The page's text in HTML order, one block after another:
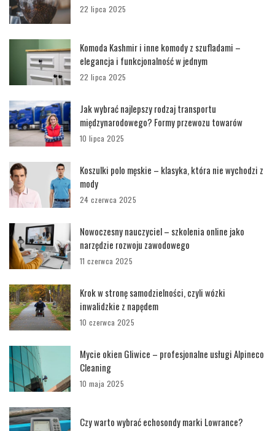
22 lipca 2025
Komoda Kashmir i inne komody z szufladami –
elegancja i funkcjonalność w jednym
22 lipca 2025
Jak wybrać najlepszy rodzaj transportu
międzynarodowego? Formy przewozu towarów
10 lipca 2025
Koszulki polo męskie – klasyka, która nie wychodzi z
mody
24 czerwca 2025
Nowoczesny nauczyciel – szkolenia online jako
narzędzie rozwoju zawodowego
11 czerwca 2025
Krok w stronę samodzielności, czyli wózki
inwalidzkie z napędem
10 czerwca 2025
Mycie okien Gliwice – profesjonalne usługi Alpineco
Cleaning
10 maja 2025
Czy warto wybrać echosondy marki Lowrance?